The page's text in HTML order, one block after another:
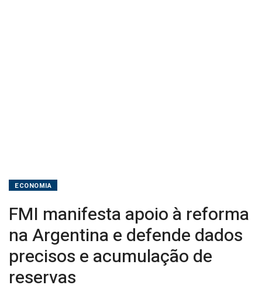
ECONOMIA
FMI manifesta apoio à reforma
na Argentina e defende dados
precisos e acumulação de
reservas